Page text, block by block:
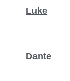
Luke
Dante